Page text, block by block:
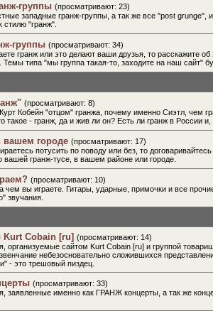
группы (просматривают: 23)
западные гранж-группы, а так же все "post grunge",
стилю "гранж".
группы (просматривают: 34)
гранж или это делают ваши друзья, то расскажите
Темы типа "мы группа такая-то, заходите на наш сайт"
(просматривают: 8)
Кобейн "отцом" гранжа, почему именно Сиэтл, чем
такое - гранж, да и жив ли он? Есть ли гранж в России и,
вашем городе (просматривают: 17)
потусить по поводу или без, то
вашей гранж-тусе, в вашем районе или городе.
(просматривают: 10)
чем вы играете. Гитары, ударные, примочки и все
звучания.
Kurt Cobain [ru] (просматривают: 14)
организуемые сайтом Kurt Cobain [ru] и группой
небезосновательно сложившихся
- это трешовый пиздец.
(просматривают: 33)
заявленные именно как ГРАНЖ концерты, а так же